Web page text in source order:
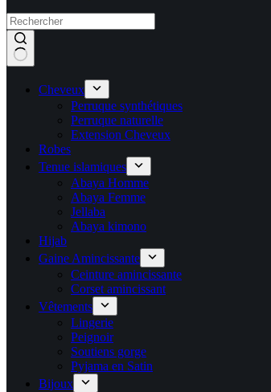
Cheveux
Perruque synthétiques
Perruque naturelle
Extension Cheveux
Robes
Tenue islamiques
Abaya Homme
Abaya Femme
Jellaba
Abaya kimono
Hijab
Gaine Amincissante
Ceinture amincissante
Corset amincissant
Vêtements
Lingerie
Peignoir
Soutiens gorge
Pyjama en Satin
Bijoux